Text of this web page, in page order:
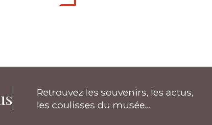
Retrouvez les souvenirs, les actus,
les coulisses du musée...